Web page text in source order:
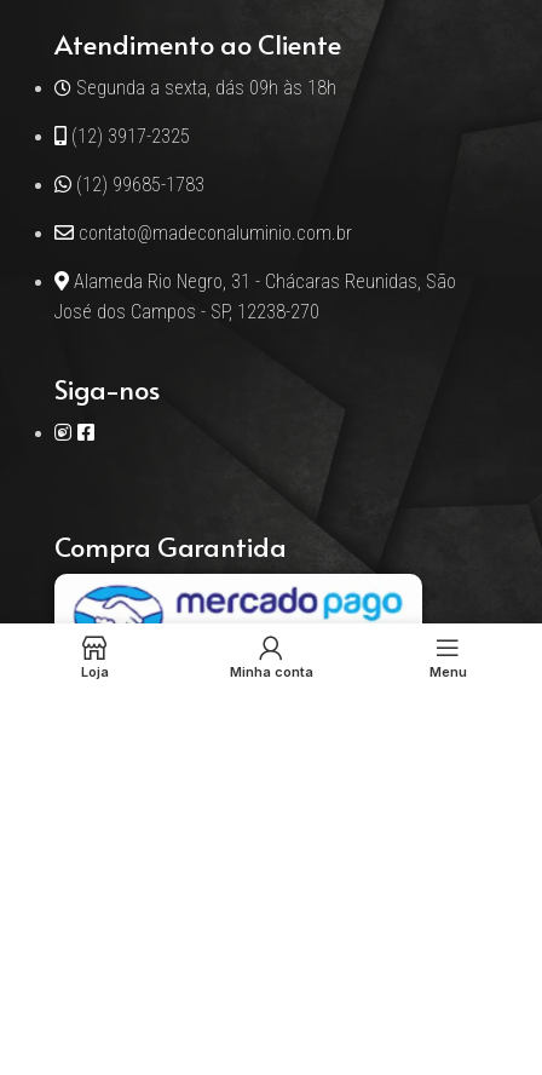
Atendimento ao Cliente
Segunda a sexta, dás 09h às 18h
(12) 3917-2325
(12) 99685-1783
contato@madeconaluminio.com.br
Alameda Rio Negro, 31 - Chácaras Reunidas, São
José dos Campos - SP, 12238-270
Siga-nos
Compra Garantida
Loja Minha conta Menu